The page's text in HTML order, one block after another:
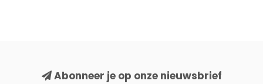
Abonneer je op onze nieuwsbrief